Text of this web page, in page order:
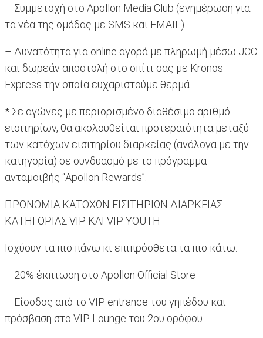
– Συμμετοχή στο Apollon Media Club (ενημέρωση για
τα νέα της ομάδας με SMS και EMAIL).
– Δυνατότητα για online αγορά με πληρωμή μέσω JCC
και δωρεάν αποστολή στο σπίτι σας με Kronos
Express την οποία ευχαριστούμε θερμά.
* Σε αγώνες με περιορισμένο διαθέσιμο αριθμό
εισιτηρίων, θα ακολουθείται προτεραιότητα μεταξύ
των κατόχων εισιτηρίου διαρκείας (ανάλογα με την
κατηγορία) σε συνδυασμό με το πρόγραμμα
ανταμοιβής “Apollon Rewards”.
ΠΡΟΝΟΜΙΑ ΚΑΤΟΧΩΝ ΕΙΣΙΤΗΡΙΩΝ ΔΙΑΡΚΕΙΑΣ
ΚΑΤΗΓΟΡΙΑΣ VIP ΚΑΙ VIP YOUTH
Ισχύουν τα πιο πάνω κι επιπρόσθετα τα πιο κάτω:
– 20% έκπτωση στο Apollon Official Store
– Είσοδος από το VIP entrance του γηπέδου και
πρόσβαση στο VIP Lounge του 2ου ορόφου